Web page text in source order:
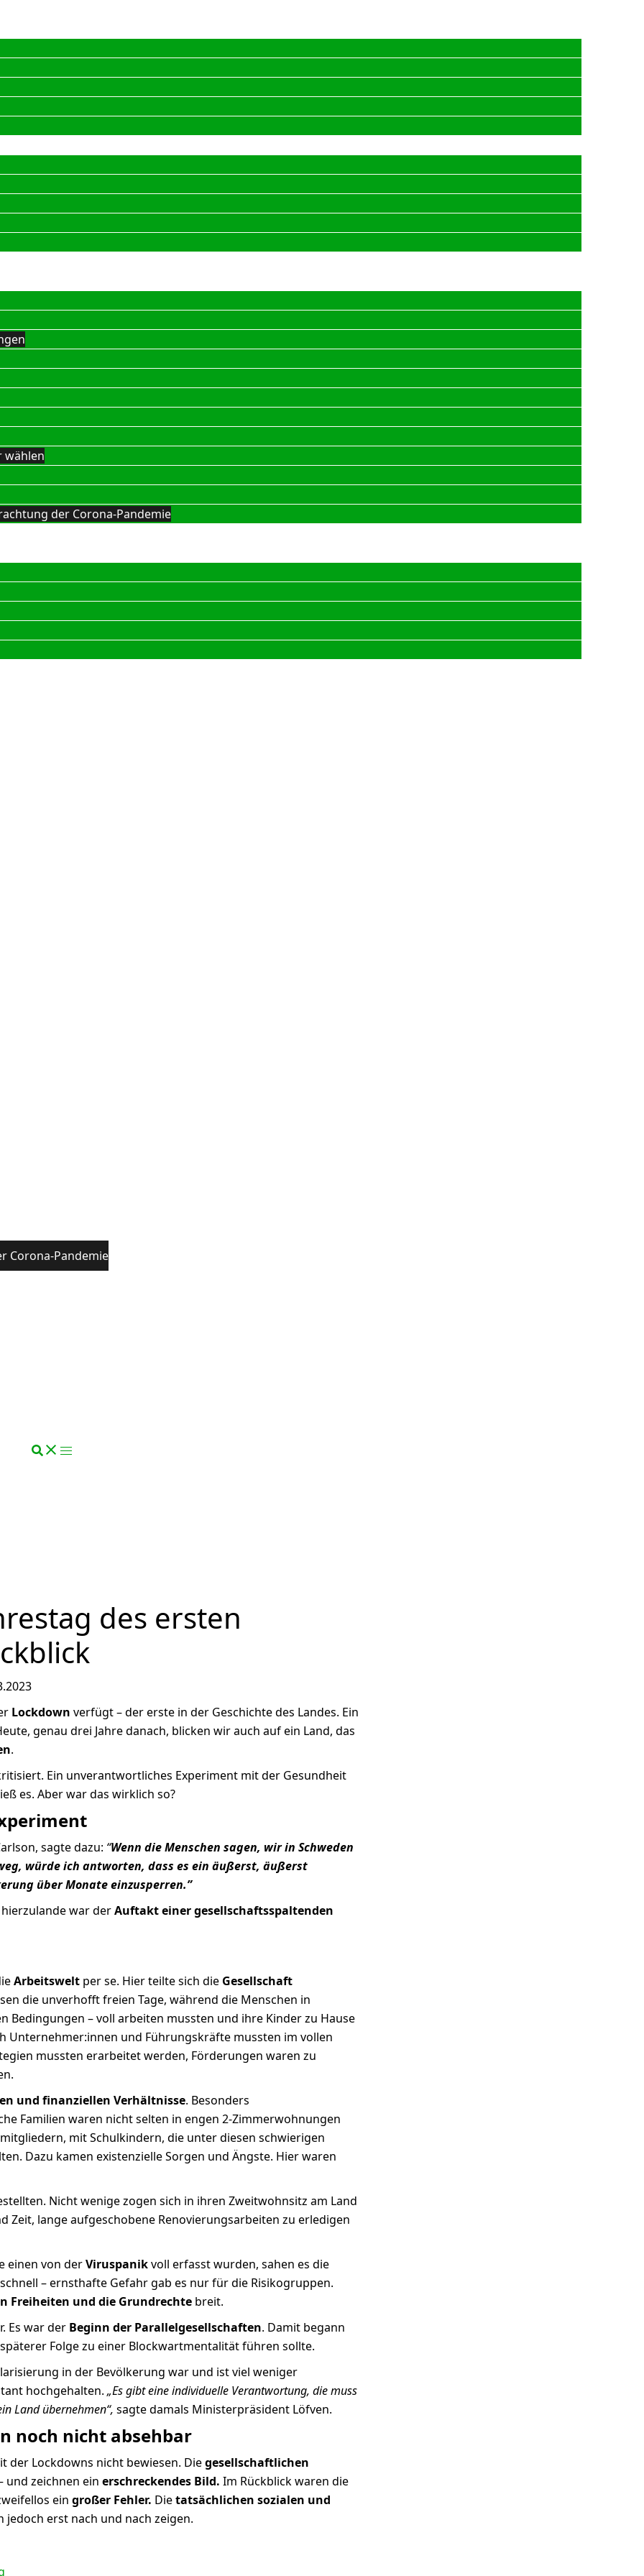
wählen
der Corona-Pandemie
Corona-Pandemie
des ersten
Lockdown verfügt – der erste in der Geschichte des Landes. Ein
genau drei Jahre danach, blicken wir auch auf ein Land, das
.
Ein unverantwortliches Experiment mit der Gesundheit
es. Aber war das wirklich so?
sagte dazu: “Wenn die Menschen sagen, wir in Schweden
würde ich antworten, dass es ein äußerst, äußerst
über Monate einzusperren.”
war derAuftakt einer gesellschaftsspaltenden
Arbeitswelt per se. Hier teilte sich die Gesellschaft
die unverhofft freien Tage, während die Menschen in
Bedingungen – voll arbeiten mussten und ihre Kinder zu Hause
Unternehmer:innen und Führungskräfte mussten im vollen
mussten erarbeitet werden, Förderungen waren zu
und finanziellen Verhältnisse. Besonders
Familien waren nicht selten in engen 2-Zimmerwohnungen
mit Schulkindern, die unter diesen schwierigen
Dazu kamen existenzielle Sorgen und Ängste. Hier waren
Nicht wenige zogen sich in ihren Zweitwohnsitz am Land
Zeit, lange aufgeschobene Renovierungsarbeiten zu erledigen
einen von derViruspanikvoll erfasst wurden, sahen es die
– ernsthafte Gefahr gab es nur für die Risikogruppen.
Freiheiten und die Grundrechte breit.
Es war der Beginn der Parallelgesellschaften. Damit begann
Folge zu einer Blockwartmentalität führen sollte.
in der Bevölkerung war und ist viel weniger
hochgehalten. „Es gibt eine individuelle Verantwortung, die muss
Land übernehmen“, sagte damals Ministerpräsident Löfven.
noch nicht absehbar
der Lockdowns nicht bewiesen. Diegesellschaftlichen
und zeichnen ein erschreckendes Bild. Im Rückblick waren die
ein großer Fehler. Dietatsächlichen sozialen und
jedoch erst nach und nach zeigen.